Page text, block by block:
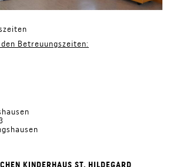
Betreuungszeiten:
KINDERHAUS ST. HILDEGARD